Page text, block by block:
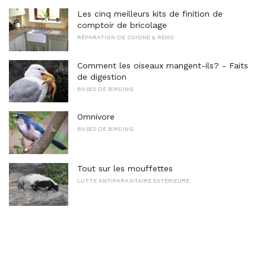
Les cinq meilleurs kits de finition de
comptoir de bricolage
RÉPARATION DE CUISINE & RENO
Comment les oiseaux mangent-ils? - Faits
de digestion
BASES DE BIRDING
Omnivore
BASES DE BIRDING
Tout sur les mouffettes
LUTTE ANTIPARASITAIRE EXTÉRIEURE